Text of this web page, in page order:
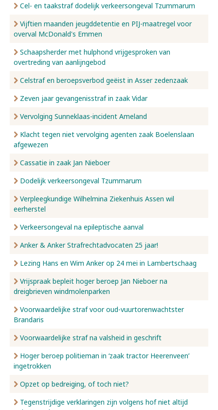
Cel- en taakstraf dodelijk verkeersongeval Tzummarum
Vijftien maanden jeugddetentie en PIJ-maatregel voor
overval McDonald's Emmen
Schaapsherder met hulphond vrijgesproken van
overtreding van aanlijngebod
Celstraf en beroepsverbod geëist in Asser zedenzaak
Zeven jaar gevangenisstraf in zaak Vidar
Vervolging Sunneklaas-incident Ameland
Klacht tegen niet vervolging agenten zaak Boelenslaan
afgewezen
Cassatie in zaak Jan Nieboer
Dodelijk verkeersongeval Tzummarum
Verpleegkundige Wilhelmina Ziekenhuis Assen wil
eerherstel
Verkeersongeval na epileptische aanval
Anker & Anker Strafrechtadvocaten 25 jaar!
Lezing Hans en Wim Anker op 24 mei in Lambertschaag
Vrijspraak bepleit hoger beroep Jan Nieboer na
dreigbrieven windmolenparken
Voorwaardelijke straf voor oud-vuurtorenwachtster
Brandaris
Voorwaardelijke straf na valsheid in geschrift
Hoger beroep politieman in ‘zaak tractor Heerenveen’
ingetrokken
Opzet op bedreiging, of toch niet?
Tegenstrijdige verklaringen zijn volgens hof niet altijd